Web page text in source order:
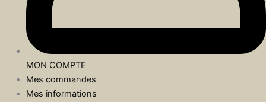
MON COMPTE
Mes commandes
Mes informations